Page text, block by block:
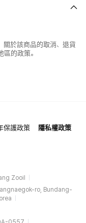
關於該商品的取消、退貨
的政策。
保護政策
隱私權政策
Zooil
ro, Bundang-